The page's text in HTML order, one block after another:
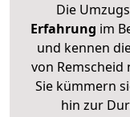
Die
Erfahrung im
und kennen
von
Sie kümmern
hin zur